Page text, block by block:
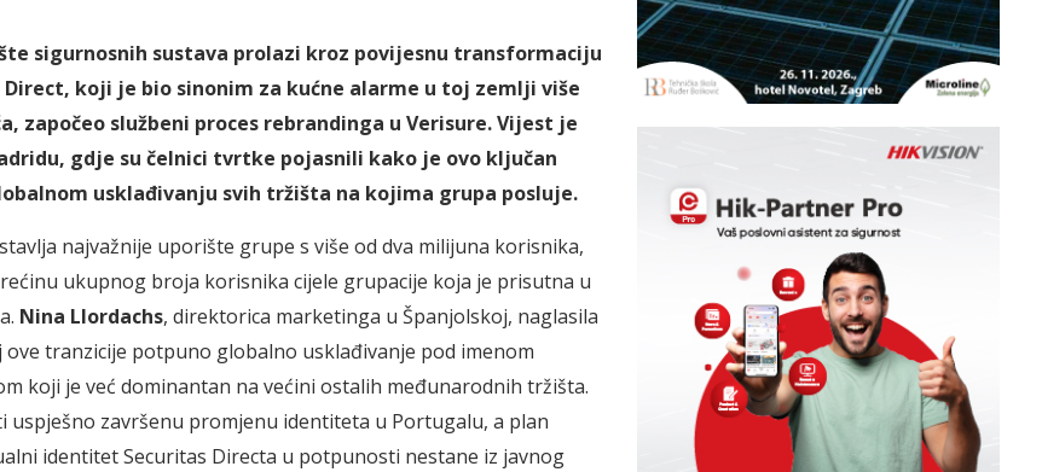
sigurnosnih sustava prolazi kroz povijesnu transformaciju
koji je bio sinonim za kućne alarme u toj zemlji više
započeo službeni proces rebrandinga u Verisure. Vijest je
gdje su čelnici tvrtke pojasnili kako je ovo ključan
usklađivanju svih tržišta na kojima grupa posluje.
najvažnije uporište grupe s više od dva milijuna korisnika,
ukupnog broja korisnika cijele grupacije koja je prisutna u
Nina Llordachs, direktorica marketinga u Španjolskoj, naglasila
ove tranzicije potpuno globalno usklađivanje pod imenom
koji je već dominantan na većini ostalih međunarodnih tržišta.
uspješno završenu promjenu identiteta u Portugalu, a plan
identitet Securitas Directa u potpunosti nestane iz javnog